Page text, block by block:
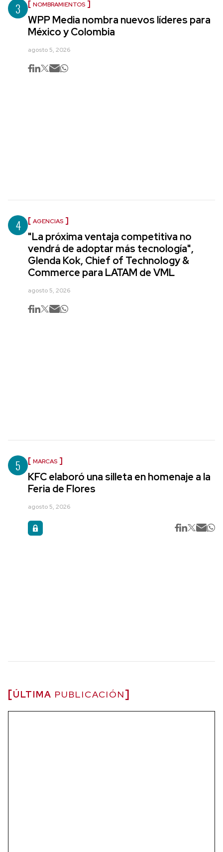
3 NOMBRAMIENTOS
WPP Media nombra nuevos líderes para
México y Colombia
agosto 5, 2026
4 AGENCIAS
"La próxima ventaja competitiva no
vendrá de adoptar más tecnología",
Glenda Kok, Chief of Technology &
Commerce para LATAM de VML
agosto 5, 2026
5 MARCAS
KFC elaboró una silleta en homenaje a la
Feria de Flores
agosto 5, 2026
ÚLTIMA PUBLICACIÓN